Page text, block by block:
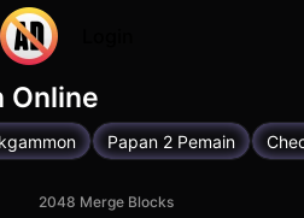
Online
Papan 2 Pemain
2048 Merge Blocks